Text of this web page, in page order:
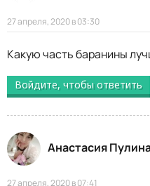
27 апреля, 2020 в 03:30
Какую часть баранины
Войдите, чтобы ответить
Анастасия
27 апреля, 2020 в 07:41